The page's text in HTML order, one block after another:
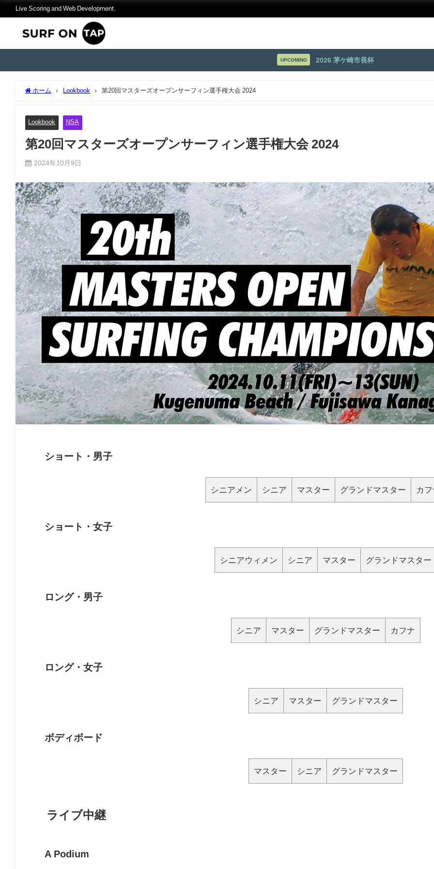
Live Scoring and Web Development.
UPCOMING 2026 茅ケ崎市長杯
ホーム Lookbook 第20回マスターズオープンサーフィン選手権大会 2024
Lookbook NSA
第20回マスターズオープンサーフィン選手権大会 2024
2024年10月9日
ショート・男子
シニアメン シニア マスター グランドマスター カ
ショート・女子
シニアウィメン シニア マスター グランドマスター
ロング・男子
シニア マスター グランドマスター カフナ
ロング・女子
シニア マスター グランドマスター
ボディボード
マスター シニア グランドマスター
ライブ中継
A Podium